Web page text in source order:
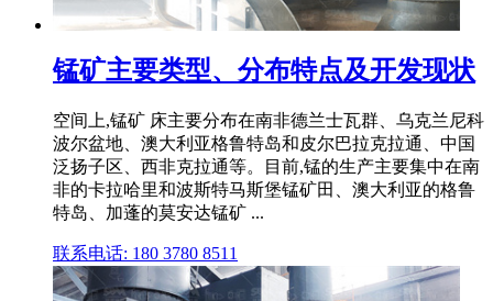
锰矿主要类型、分布特点及开发现状
空间上,锰矿 床主要分布在南非德兰士瓦群、乌克兰尼科
波尔盆地、澳大利亚格鲁特岛和皮尔巴拉克拉通、中国
泛扬子区、西非克拉通等。目前,锰的生产主要集中在南
非的卡拉哈里和波斯特马斯堡锰矿田、澳大利亚的格鲁
特岛、加蓬的莫安达锰矿 ...
联系电话: 180 3780 8511